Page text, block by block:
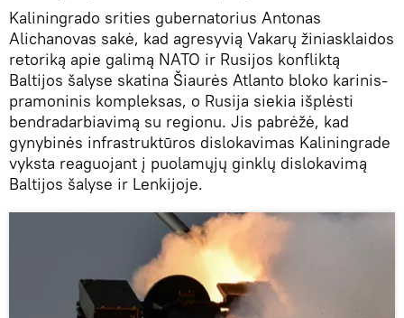
Kaliningrado srities gubernatorius Antonas
Alichanovas sakė, kad agresyvią Vakarų žiniasklaidos
retoriką apie galimą NATO ir Rusijos konfliktą
Baltijos šalyse skatina Šiaurės Atlanto bloko karinis-
pramoninis kompleksas, o Rusija siekia išplėsti
bendradarbiavimą su regionu. Jis pabrėžė, kad
gynybinės infrastruktūros dislokavimas Kaliningrade
vyksta reaguojant į puolamųjų ginklų dislokavimą
Baltijos šalyse ir Lenkijoje.